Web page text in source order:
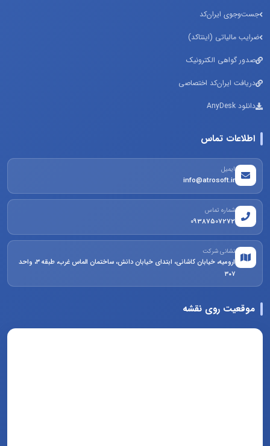
جست‌وجوی ایران‌کد
ضرایب مالیاتی (اینتاکد)
صدور گواهی الکترونیک
دریافت ایران‌کد اختصاصی
دانلود AnyDesk
اطلاعات تماس
ایمیل
info@atrosoft.ir
شماره تماس
09387507272
نشانی شرکت
ارومیه، خیابان کاشانی، ابتدای خیابان دانش، ساختمان الماس غرب، طبقه ۳، واحد
۳۰۷
موقعیت روی نقشه